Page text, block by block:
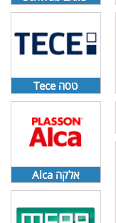
טסה Tece
אלקה Alca